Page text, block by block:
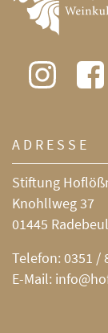
ADRESSE
Stiftung
Knohllweg 37
01445
Telefon: 0351 /
E-Mail: